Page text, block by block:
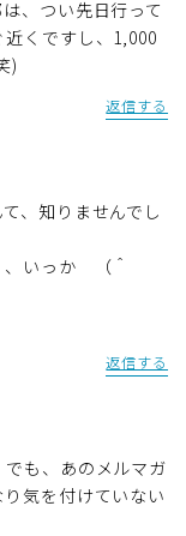
、つい先日行って
くですし、1,000
)
返信する
、知りませんでし
、いっか （＾
返信する
も、あのメルマガ
気を付けていない